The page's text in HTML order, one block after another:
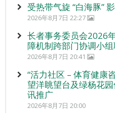
受热带气旋 “白海豚”
2026年8月7日 22:27
长者事务委员会2026
障机制跨部门协调小
2026年8月7日 20:41
“活力社区 – 体育健康
望洋眺望台及绿杨花
讯推广
2026年8月7日 20:00